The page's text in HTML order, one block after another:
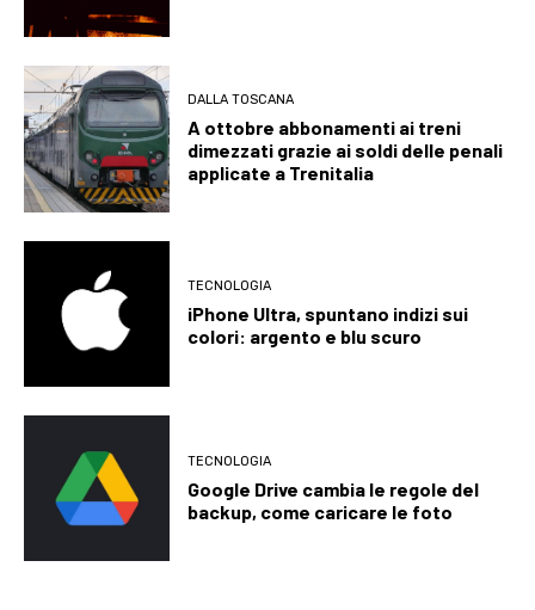
DALLA TOSCANA
A ottobre abbonamenti ai treni
dimezzati grazie ai soldi delle penali
applicate a Trenitalia
TECNOLOGIA
iPhone Ultra, spuntano indizi sui
colori: argento e blu scuro
TECNOLOGIA
Google Drive cambia le regole del
backup, come caricare le foto